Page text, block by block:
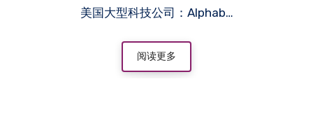
美国大型科技公司：Alphab…
阅读更多